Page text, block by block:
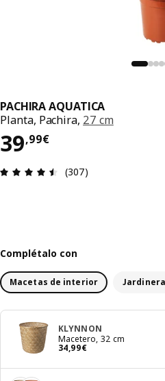
PACHIRA AQUATICA
Planta, Pachira, 27 cm
39,99€
El precio 39,99€
Reseña: 4.5 de 5
(307)
Complétalo con
Macetas de interior
KLYNNON
Macetero, 32 cm
34,99€
El precio 34,99€